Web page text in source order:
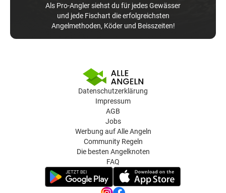
Als Pro-Angler siehst du für jedes Gewässer
und jede Fischart die erfolgreichsten
Angelmethoden, Köder und Beisszeiten!
Datenschutzerklärung
Impressum
AGB
Jobs
Werbung auf Alle Angeln
Community Regeln
Die besten Angelknoten
FAQ